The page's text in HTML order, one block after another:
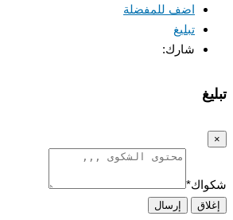
اضف للمفضلة
تبليغ
شارك:
*
إرسال